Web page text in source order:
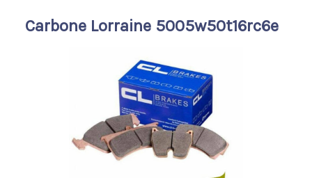
Carbone Lorraine 5005w50t16rc6e